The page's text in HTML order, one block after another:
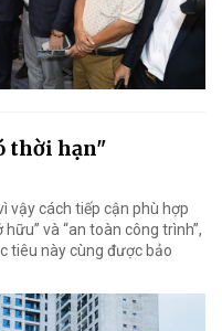
thời hạn"
vậy cách tiếp cận phù hợp
và “an toàn công trình”,
tiêu này cùng được bảo